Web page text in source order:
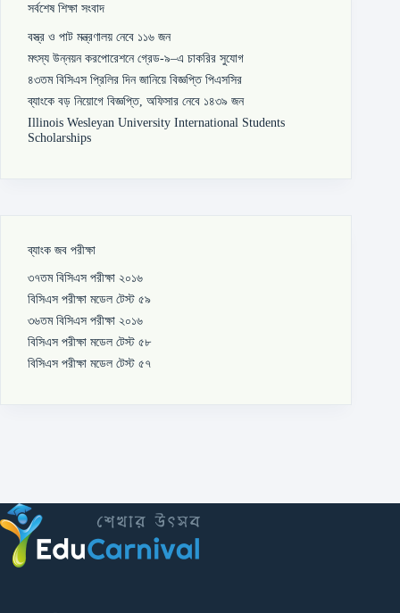
সর্বশেষ শিক্ষা সংবাদ
বস্ত্র ও পাট মন্ত্রণালয় নেবে ১১৬ জন
মৎস্য উন্নয়ন করপোরেশনে গ্রেড-৯–এ চাকরির সুযোগ
৪৩তম বিসিএস প্রিলির দিন জানিয়ে বিজ্ঞপ্তি পিএসসির
ব্যাংকে বড় নিয়োগে বিজ্ঞপ্তি, অফিসার নেবে ১৪৩৯ জন
Illinois Wesleyan University International Students
Scholarships
ব্যাংক জব পরীক্ষা
৩৭তম বিসিএস পরীক্ষা ২০১৬
বিসিএস পরীক্ষা মডেল টেস্ট ৫৯
৩৬তম বিসিএস পরীক্ষা ২০১৬
বিসিএস পরীক্ষা মডেল টেস্ট ৫৮
বিসিএস পরীক্ষা মডেল টেস্ট ৫৭